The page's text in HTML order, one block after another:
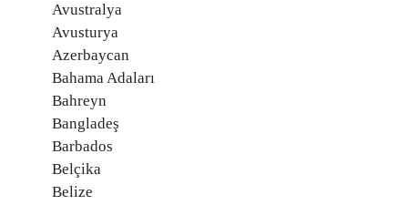
Avustralya
Avusturya
Azerbaycan
Bahama Adaları
Bahreyn
Bangladeş
Barbados
Belçika
Belize